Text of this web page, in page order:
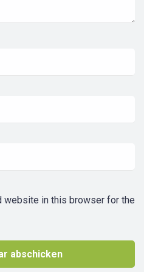
website in this browser for the